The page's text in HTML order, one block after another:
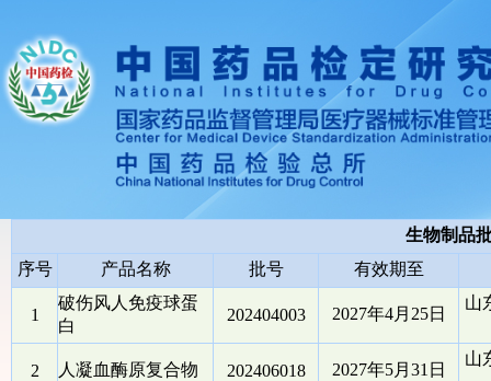
生物制品
序号
产品名称 批号 有效期至
1
破伤风人免疫球蛋
白
202404003 2027年4月25日
山
2 人凝血酶原复合物 202406018 2027年5月31日
山